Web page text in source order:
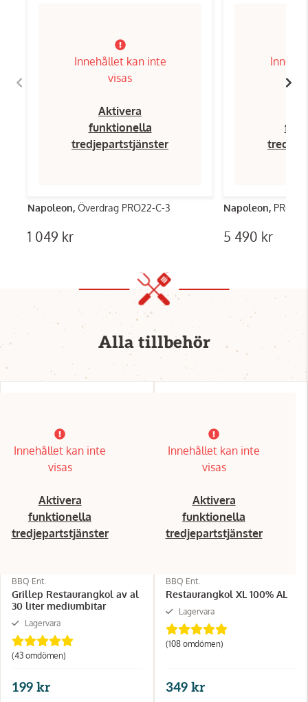
Innehållet kan inte
visas
Aktivera
funktionella
tredjepartstjänster
Napoleon, Överdrag PRO22-C-3
1 049 kr
Napoleon,
5 490 kr
Alla tillbehör
Innehållet kan inte
visas
Aktivera
funktionella
tredjepartstjänster
BBQ Ent.
Grillep Restaurangkol av al
30 liter mediumbitar
Lagervara
(43 omdömen)
199 kr
Innehållet kan inte
visas
Aktivera
funktionella
tredjepartstjänster
BBQ Ent.
Restaurangkol XL 100% AL
Lagervara
(108 omdömen)
349 kr